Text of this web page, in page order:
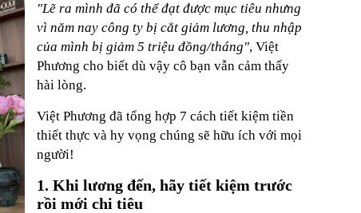
"Lẽ ra mình đã có thể đạt được mục tiêu nhưng
vì năm nay công ty bị cắt giảm lương, thu nhập
của mình bị giảm 5 triệu đồng/tháng", Việt
Phương cho biết dù vậy cô bạn vẫn cảm thấy
hài lòng.
Việt Phương đã tổng hợp 7 cách tiết kiệm tiền
thiết thực và hy vọng chúng sẽ hữu ích với mọi
người!
1. Khi lương đến, hãy tiết kiệm trước
rồi mới chi tiêu